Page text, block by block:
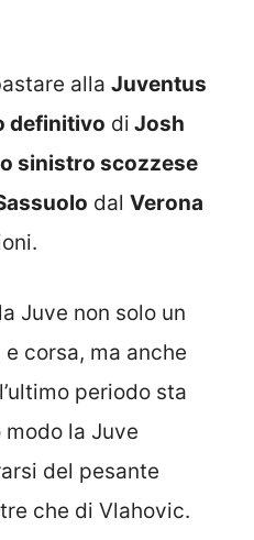
alla Juventus
definitivo di Josh
sinistro scozzese
dal Verona
Juve non solo un
corsa, ma anche
periodo sta
la Juve
del pesante
che di Vlahovic.